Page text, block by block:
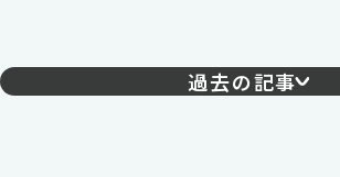
過去の記事